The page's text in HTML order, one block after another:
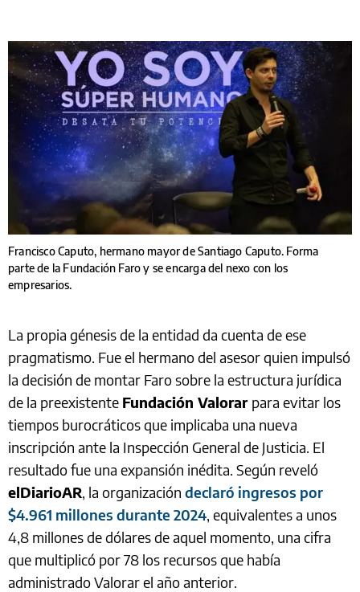
Francisco Caputo, hermano mayor de Santiago Caputo. Forma
parte de la Fundación Faro y se encarga del nexo con los
empresarios.
La propia génesis de la entidad da cuenta de ese
pragmatismo. Fue el hermano del asesor quien impulsó
la decisión de montar Faro sobre la estructura jurídica
de la preexistente Fundación Valorar para evitar los
tiempos burocráticos que implicaba una nueva
inscripción ante la Inspección General de Justicia. El
resultado fue una expansión inédita. Según reveló
elDiarioAR, la organización declaró ingresos por
$4.961 millones durante 2024, equivalentes a unos
4,8 millones de dólares de aquel momento, una cifra
que multiplicó por 78 los recursos que había
administrado Valorar el año anterior.